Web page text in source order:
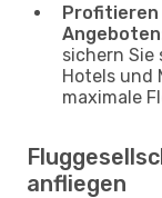
Profitieren
Angeboten
sichern Sie
Hotels und
maximale
anfliegen